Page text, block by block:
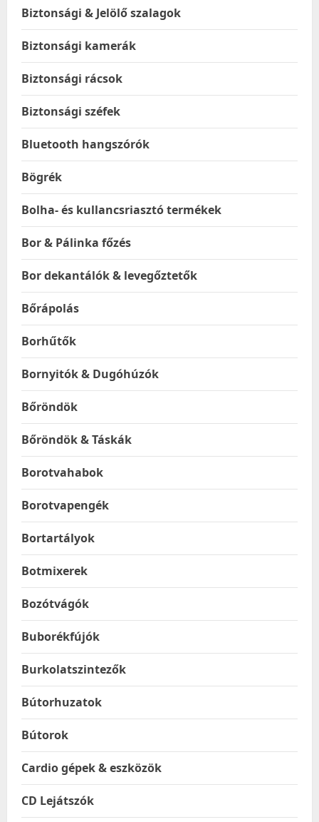
Biztonsági & Jelölő szalagok
Biztonsági kamerák
Biztonsági rácsok
Biztonsági széfek
Bluetooth hangszórók
Bögrék
Bolha- és kullancsriasztó termékek
Bor & Pálinka főzés
Bor dekantálók & levegőztetők
Bőrápolás
Borhűtők
Bornyitók & Dugóhúzók
Bőröndök
Bőröndök & Táskák
Borotvahabok
Borotvapengék
Bortartályok
Botmixerek
Bozótvágók
Buborékfújók
Burkolatszintezők
Bútorhuzatok
Bútorok
Cardio gépek & eszközök
CD Lejátszók